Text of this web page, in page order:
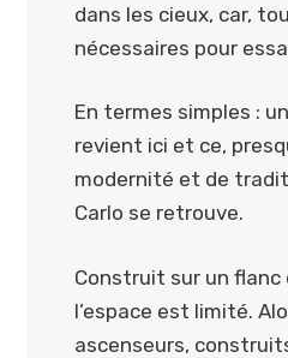
dans les cieux, car,
nécessaires pour
En termes simples :
revient ici et ce,
modernité et de
Carlo se retrouve.
Construit sur un
l’espace est limité.
ascenseurs,